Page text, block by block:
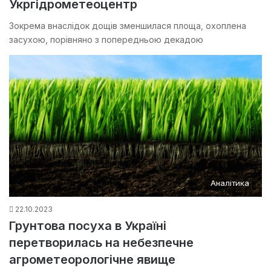
Укргідрометеоцентр
Зокрема внаслідок дощів зменшилася площа, охоплена
засухою, порівняно з попередньою декадою
Аналітика
22.10.2023
Грунтова посуха в Україні
перетворилась на небезпечне
агрометеорологічне явище